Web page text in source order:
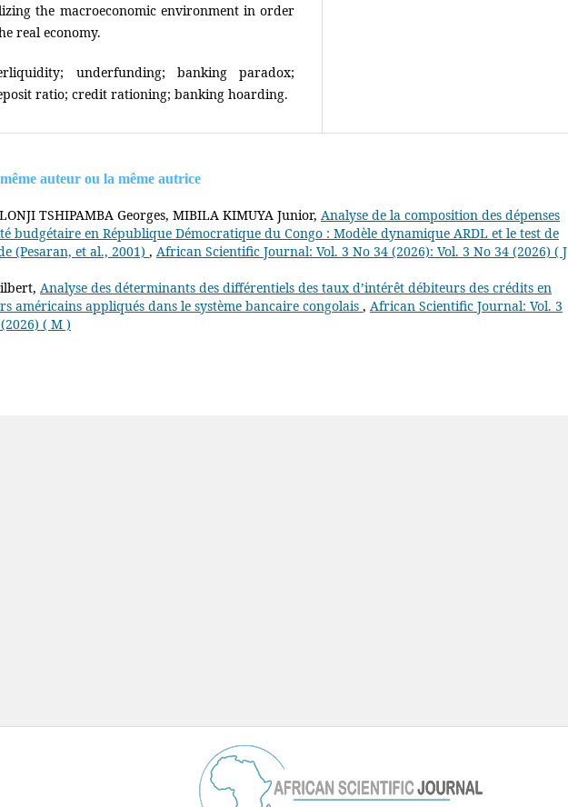
the macroeconomic environment in order
real economy.
underfunding; banking paradox;
ratio; credit rationing; banking hoarding.
auteur ou la même autrice
TSHIPAMBA Georges, MIBILA KIMUYA Junior, Analyse de la composition des dépenses
budgétaire en République Démocratique du Congo : Modèle dynamique ARDL et le test de
(Pesaran, et al., 2001) , African Scientific Journal: Vol. 3 No 34 (2026): Vol. 3 No 34 (2026) ( J
Analyse des déterminants des différentiels des taux d’intérêt débiteurs des crédits en
américains appliqués dans le système bancaire congolais , African Scientific Journal: Vol. 3
( M )